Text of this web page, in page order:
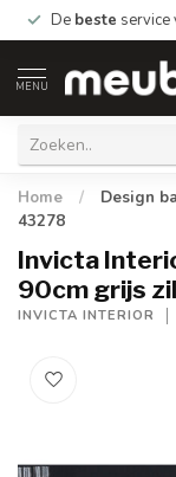
De beste service
MENU
Home /
Design
43278
Invicta
90cm grijs
INVICTA INTERIOR